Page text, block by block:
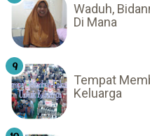
Waduh,
Di Mana
Tempat
Keluarga